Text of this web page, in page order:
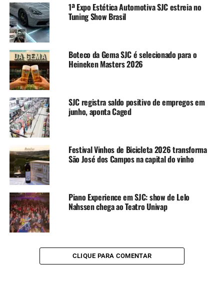
1ª Expo Estética Automotiva SJC estreia no
Tuning Show Brasil
Boteco da Gema SJC é selecionado para o
Heineken Masters 2026
SJC registra saldo positivo de empregos em
junho, aponta Caged
Festival Vinhos de Bicicleta 2026 transforma
São José dos Campos na capital do vinho
Piano Experience em SJC: show de Lelo
Nahssen chega ao Teatro Univap
CLIQUE PARA COMENTAR